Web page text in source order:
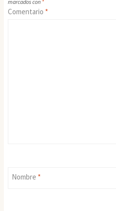
marcados con *
Comentario *
Nombre *